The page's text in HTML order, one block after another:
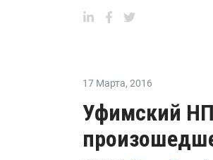
17 Марта, 2016
Уфимский